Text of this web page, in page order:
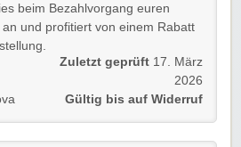
beim Bezahlvorgang euren
und profitiert von einem Rabatt
Zugang zu diesem Rabatt an
bei Student Beans.
Zuletzt geprüft 17. März
2026
Gültig bis auf Widerruf